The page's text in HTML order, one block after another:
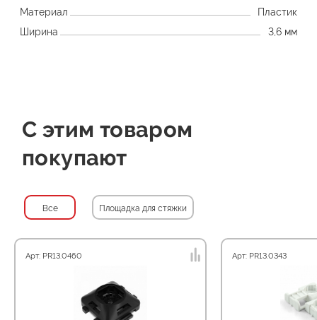
Материал
Пластик
Ширина
3,6 мм
С этим товаром
покупают
Все Площадка для стяжки
Арт: PR13.0460 Арт: PR13.0343